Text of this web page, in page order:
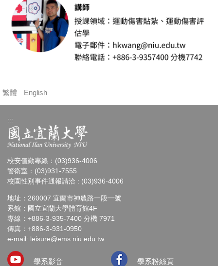
繁體 English
:::
校安值勤專線：(03)936-4006
警衛室：(03)931-7555
校園性別事件通報請洽 : (03)936-4006
地址：260007 宜蘭市神農路一段一號
系館：國立宜蘭大學體育館4F
專線：+886-3-935-7400 分機 7971
傳真：+886-3-931-0950
e-mail: leisure@ems.niu.edu.tw
學系影音 學系粉絲頁